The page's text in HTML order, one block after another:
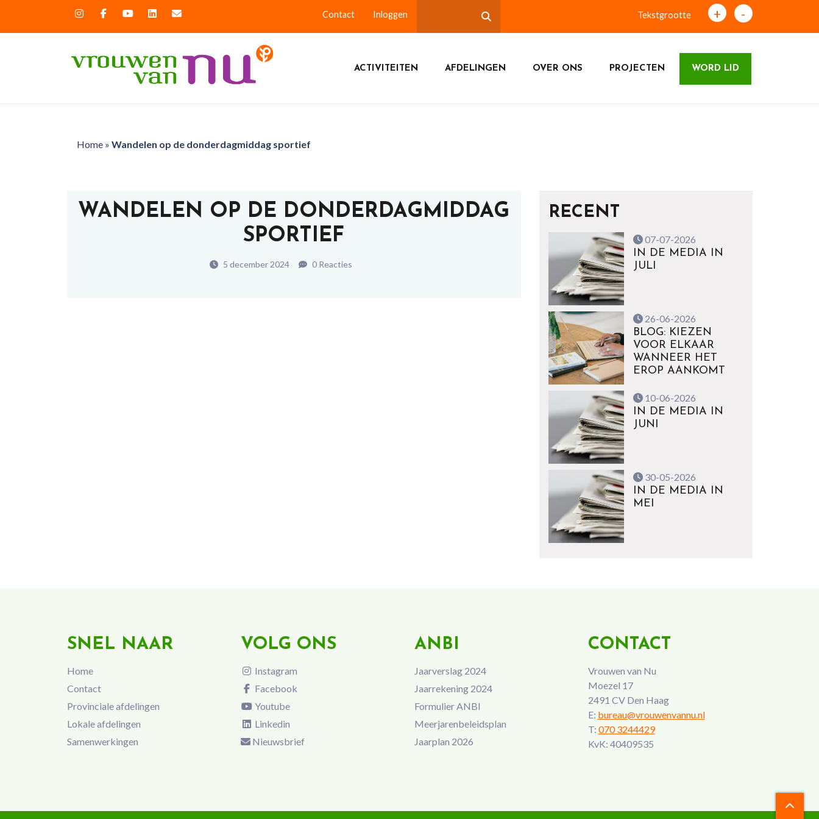
Contact Inloggen Tekstgrootte + -
ACTIVITEITEN AFDELINGEN OVER ONS PROJECTEN WORD LID
Home» Wandelen op de donderdagmiddag sportief
WANDELEN OP DE DONDERDAGMIDDAG
SPORTIEF
5 december 2024 0 Reacties
RECENT
07-07-2026
IN DE MEDIA IN
JULI
26-06-2026
BLOG: KIEZEN
VOOR ELKAAR
WANNEER HET
EROP AANKOMT
10-06-2026
IN DE MEDIA IN
JUNI
30-05-2026
IN DE MEDIA IN
MEI
SNEL NAAR
Home
Contact
Provinciale afdelingen
Lokale afdelingen
Samenwerkingen
VOLG ONS
Instagram
Facebook
Youtube
Linkedin
Nieuwsbrief
ANBI
Jaarverslag 2024
Jaarrekening 2024
Formulier ANBI
Meerjarenbeleidsplan
Jaarplan 2026
CONTACT
Vrouwen van Nu
Moezel 17
2491 CV Den Haag
E: bureau@vrouwenvannu.nl
T: 070 3244429
KvK: 40409535